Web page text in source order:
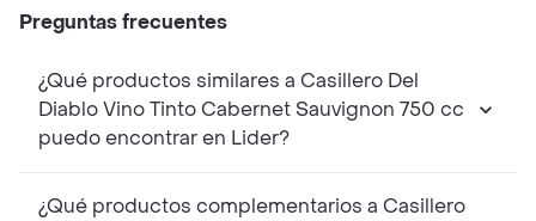
Preguntas frecuentes
¿Qué productos similares a Casillero Del
Diablo Vino Tinto Cabernet Sauvignon 750 cc
puedo encontrar en Lider?
¿Qué productos complementarios a Casillero